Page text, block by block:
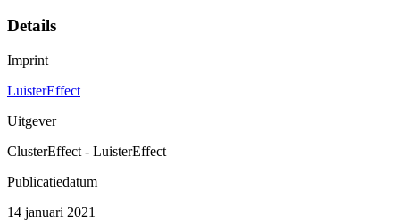
Details
Imprint
LuisterEffect
Uitgever
ClusterEffect - LuisterEffect
Publicatiedatum
14 januari 2021